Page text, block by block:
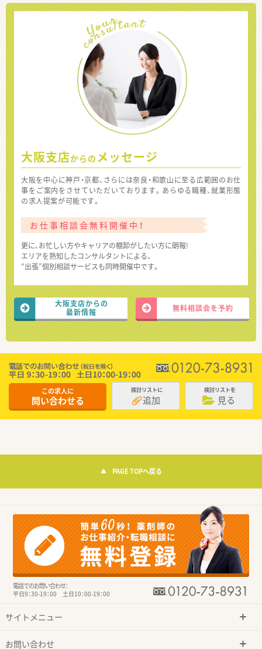
大阪支店からの メッセージ
大阪を中心に神戸・京都、さらには奈良・和歌山に至る広範囲のお仕
事をご案内をさせていただいております。あらゆる職種、就業形態
の求人提案が可能です。
お仕事相談会無料開催中！
更に、お忙しい方やキャリアの棚卸がしたい方に朗報!
エリアを熟知したコンサルタントによる、
“出張”個別相談サービスも同時開催中です。
大阪支店からの
最新情報
無料相談会を予約
この求人に
問い合わせる
検討リストに
追加
検討リストを
見る
PAGE TOPへ戻る
電話でのお問い合わせ：
平日9：30-19：00 土日10：00-19：00
サイトメニュー
お問い合わせ